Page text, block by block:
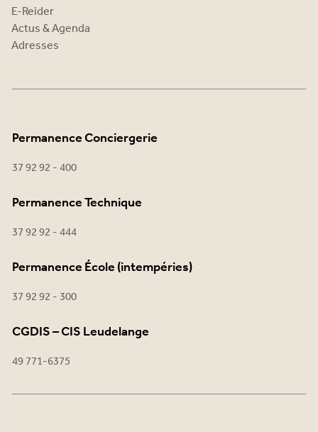
E-Reider
Actus & Agenda
Adresses
Permanence Conciergerie
37 92 92 - 400
Permanence Technique
37 92 92 - 444
Permanence École (intempéries)
37 92 92 - 300
CGDIS – CIS Leudelange
49 771-6375